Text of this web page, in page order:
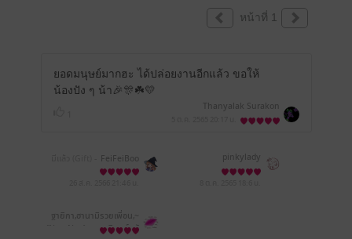
หน้าที่ 1
ยอดมนุษย์มากฮะ ได้ปล่อยงานอีกแล้ว ขอให้
น้องปัง ๆ น้า🎉🎊☘️💛
Thanyalak Surakon
FeiFeiBoo
ks
pinkylady
ฐายิกา,ฮานามิรวยเพื่อน,~
{NamNao}~,กรรภิรมย์, พั